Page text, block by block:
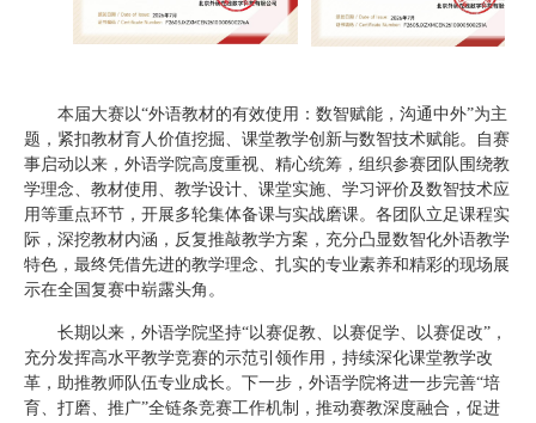
本届大赛以“外语教材的有效使用：数智赋能，沟通中外”为主
题，紧扣教材育人价值挖掘、课堂教学创新与数智技术赋能。自赛
事启动以来，外语学院高度重视、精心统筹，组织参赛团队围绕教
学理念、教材使用、教学设计、课堂实施、学习评价及数智技术应
用等重点环节，开展多轮集体备课与实战磨课。各团队立足课程实
际，深挖教材内涵，反复推敲教学方案，充分凸显数智化外语教学
特色，最终凭借先进的教学理念、扎实的专业素养和精彩的现场展
示在全国复赛中崭露头角。
长期以来，外语学院坚持“以赛促教、以赛促学、以赛促改”，
充分发挥高水平教学竞赛的示范引领作用，持续深化课堂教学改
革，助推教师队伍专业成长。下一步，外语学院将进一步完善“培
育、打磨、推广”全链条竞赛工作机制，推动赛教深度融合，促进